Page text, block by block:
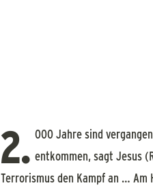
2. 000 Jahre sind
entkommen, sagt Jesus
Terrorismus den Kampf an …